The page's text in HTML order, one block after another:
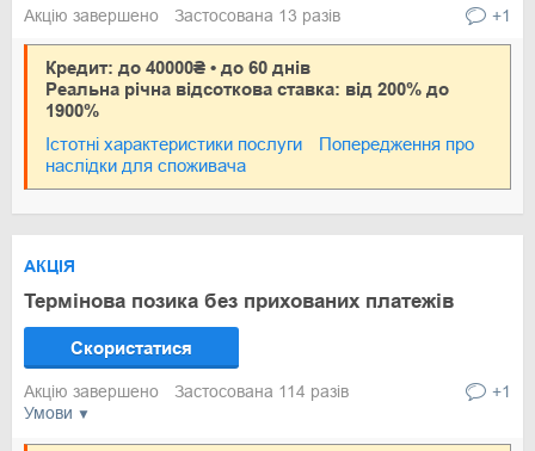
Акцію завершено Застосована 13 разів +1
Кредит: до 40000₴ • до 60 днів
Реальна річна відсоткова ставка: від 200% до
1900%
Істотні характеристики послуги
Попередження про
наслідки для споживача
Умови
АКЦІЯ
Термінова позика без прихованих платежів
Скористатися
Акцію завершено Застосована 114 разів +1